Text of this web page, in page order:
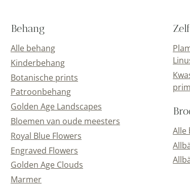
Behang
Alle behang
Kinderbehang
Botanische prints
Patroonbehang
Golden Age Landscapes
Bloemen van oude meesters
Royal Blue Flowers
Engraved Flowers
Golden Age Clouds
Marmer
Alle